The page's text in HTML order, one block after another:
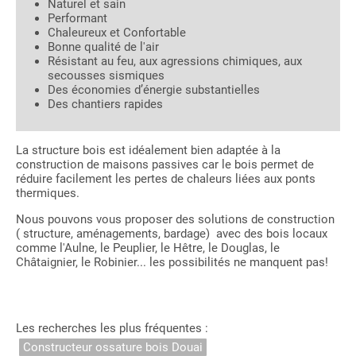
Naturel et sain
Performant
Chaleureux et Confortable
Bonne qualité de l'air
Résistant au feu, aux agressions chimiques, aux
secousses sismiques
Des économies d’énergie substantielles
Des chantiers rapides
La structure bois est idéalement bien adaptée à la
construction de maisons passives car le bois permet de
réduire facilement les pertes de chaleurs liées aux ponts
thermiques.
Nous pouvons vous proposer des solutions de construction
( structure, aménagements, bardage) avec des bois locaux
comme l'Aulne, le Peuplier, le Hêtre, le Douglas, le
Châtaignier, le Robinier... les possibilités ne manquent pas!
Les recherches les plus fréquentes :
Constructeur ossature bois Douai